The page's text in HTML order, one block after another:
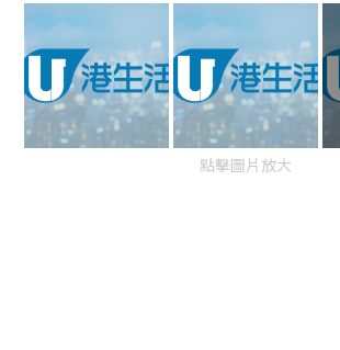
點擊圖片放大